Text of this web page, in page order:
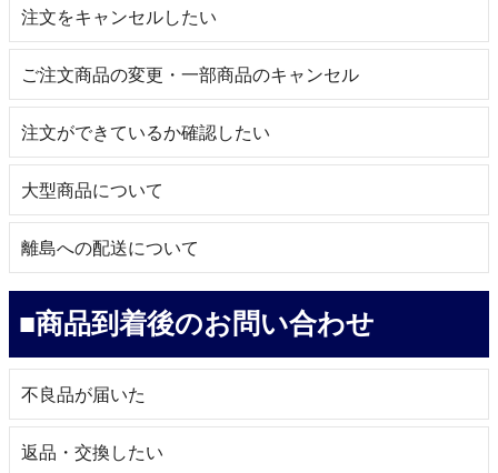
注文をキャンセルしたい
ご注文商品の変更・一部商品のキャンセル
注文ができているか確認したい
大型商品について
離島への配送について
■商品到着後のお問い合わせ
不良品が届いた
返品・交換したい